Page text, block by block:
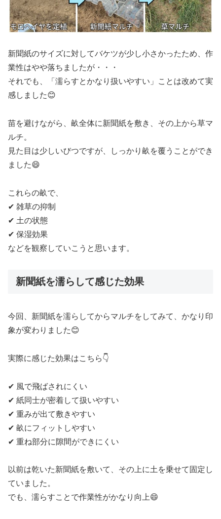
新聞紙のサイズに対してバケツが少し小さかったため、作
業性はやや落ちましたが・・・
それでも、「濡らすとかなり扱いやすい」ことは改めて実
感しました😊
苗を避けながら、畝全体に新聞紙を敷き、その上から草マ
ルチ。
見た目は少しいびつですが、しっかり畝を覆うことができ
ました😄
これらの畝で、
✔ 雑草の抑制
✔ 土の状態
✔ 保湿効果
などを観察していこうと思います。
新聞紙を濡らして感じた効果
今回、新聞紙を濡らしてからマルチをしてみて、かなり印
象が変わりました😊
実際に感じた効果はこちら👇
✔ 風で飛ばされにくい
✔ 紙同士が密着して扱いやすい
✔ 重みが出て敷きやすい
✔ 畝にフィットしやすい
✔ 重ね部分に隙間ができにくい
以前は乾いた新聞紙を敷いて、その上に土を乗せて固定し
ていました。
でも、濡らすことで作業性がかなり向上😄